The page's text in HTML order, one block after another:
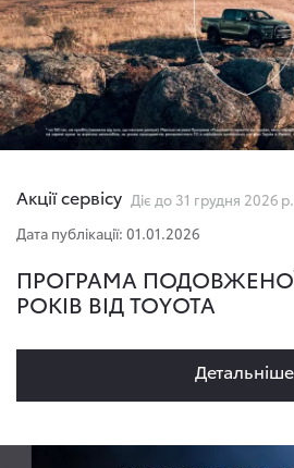
Акції сервісу Діє до 31 грудня 2026 р.
Дата публікації: 01.01.2026
ПРОГРАМА ПОДОВЖЕНОЇ
РОКІВ ВІД TOYOTA
Детальнiше